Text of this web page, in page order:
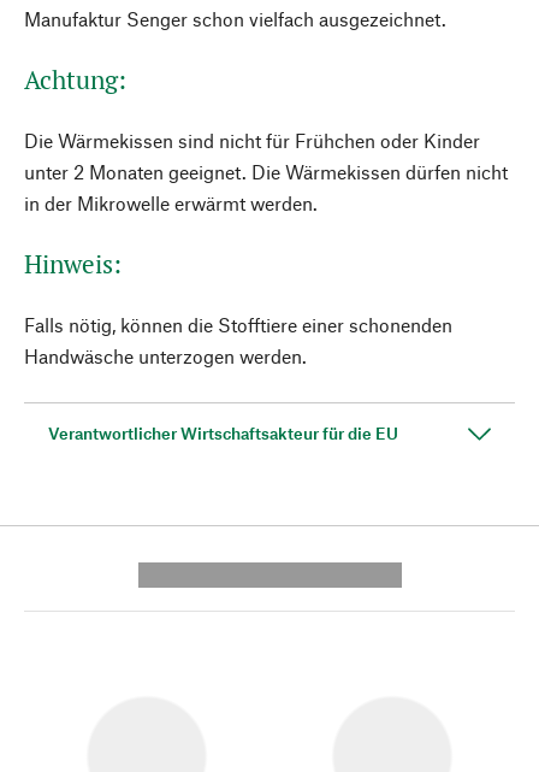
Manufaktur Senger schon vielfach ausgezeichnet.
Achtung:
Die Wärmekissen sind nicht für Frühchen oder Kinder
unter 2 Monaten geeignet. Die Wärmekissen dürfen nicht
in der Mikrowelle erwärmt werden.
Hinweis:
Falls nötig, können die Stofftiere einer schonenden
Handwäsche unterzogen werden.
Verantwortlicher Wirtschaftsakteur für die EU